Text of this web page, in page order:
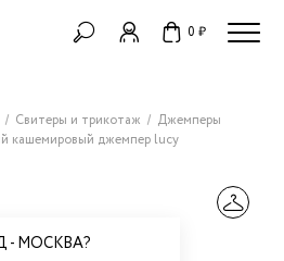
0 ₽
- МОСКВА?
Свитеры и трикотаж
Джемперы
кашемировый джемпер lucy